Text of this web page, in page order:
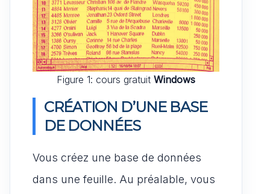
Figure 1: cours gratuit Windows
CRÉATION D’UNE BASE
DE DONNÉES
Vous créez une base de données
dans une feuille. Au préalable, vous